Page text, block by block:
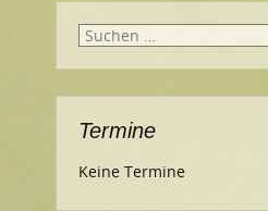
Suche
Termine
Keine Termine